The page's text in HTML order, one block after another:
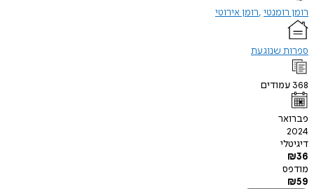
רומן רומנטי רומן אירוטי
ספרות שנוגעת
368 עמודים
פברואר
2024
דיגיטלי
₪36
מודפס
₪59